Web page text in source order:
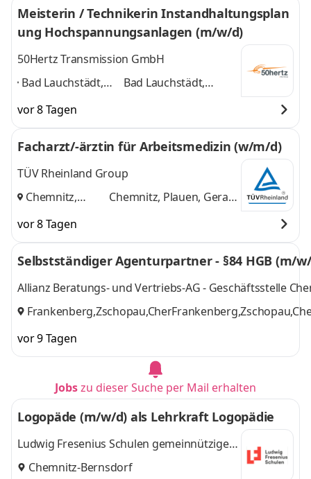
Meisterin / Technikerin Instandhaltungsplan
ung Hochspannungsanlagen (m/w/d)
50Hertz Transmission GmbH
Bad Lauchstädt,
Dresden, Erfurt,
Greifswald,
Güstrow, Hamburg,
Lübbenau,
Rostock,
Bad Lauchstädt,
Greifswald, Güstrow,
Hamburg, Lübbenau,
vor 8 Tagen
Facharzt/-ärztin für Arbeitsmedizin (w/m/d)
TÜV Rheinland Group
Chemnitz,
Chemnitz, Plauen, Gera
vor 8 Tagen
Selbstständiger Agenturpartner - §84 HGB (m/
Allianz Beratungs- und Vertriebs-AG - Geschäftsstelle
Frankenberg,Zschopau,Chemnitz,
vor 9 Tagen
Jobszu dieser Suche per Mail erhalten
Logopäde (m/w/d) als Lehrkraft Logopädie
Ludwig Fresenius Schulen gemeinnützige
GmbH
Chemnitz-Bernsdorf